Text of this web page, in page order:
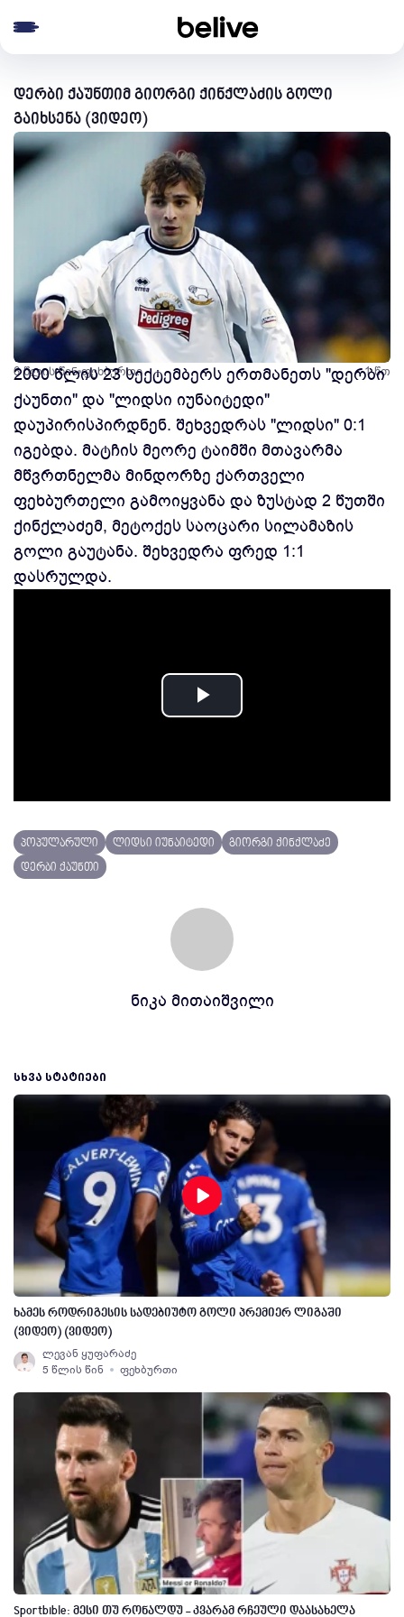
დერბი ქაუნთიმ გიორგი ქინქლაძის გოლი
გაიხსენა (ვიდეო)
6 წლის წინ ფეხბურთი 1 წთ
2000 წლის 23 სექტემბერს ერთმანეთს "დერბი
ქაუნთი" და "ლიდსი იუნაიტედი"
დაუპირისპირდნენ. შეხვედრას "ლიდსი" 0:1
იგებდა. მატჩის მეორე ტაიმში მთავარმა
მწვრთნელმა მინდორზე ქართველი
ფეხბურთელი გამოიყვანა და ზუსტად 2 წუთში
ქინქლაძემ, მეტოქეს საოცარი სილამაზის
გოლი გაუტანა. შეხვედრა ფრედ 1:1
დასრულდა.
Play
პოპულარული ლიდსი იუნაიტედი
გიორგი ქინქლაძე
დერბი ქაუნთი
ნიკა მითაიშვილი
ᲡᲮᲕᲐ ᲡᲢᲐᲢᲘᲔᲑᲘ
ხამეს როდრიგესის სადებიუტო გოლი პრემიერ ლიგაში
(ვიდეო) (ვიდეო)
ლევან ყუფარაძე
5 წლის წინ
ფეხბურთი
Sportbible: მესი თუ რონალდუ - კვარამ რჩეული დაასახელა